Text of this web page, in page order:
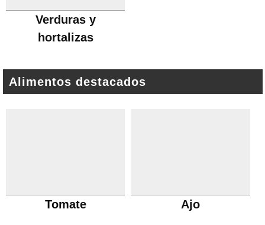
Verduras y
hortalizas
Alimentos destacados
Tomate Ajo